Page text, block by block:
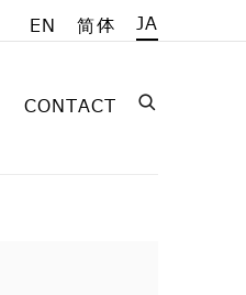
CONTACT
EN 简体 JA